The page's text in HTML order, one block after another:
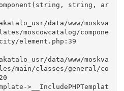
string, ar
moscowcatalog/compone
element.php:39
main/classes/general/co
>__IncludePHPTemplat